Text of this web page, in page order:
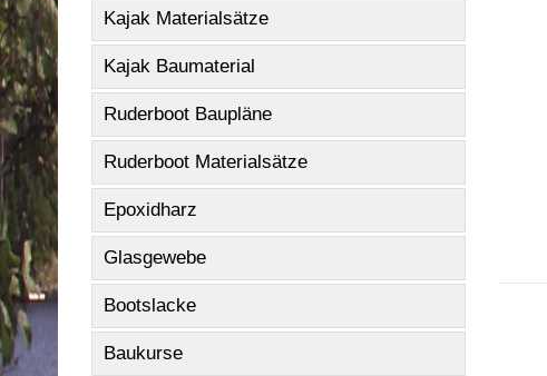
Kajak Materialsätze
Kajak Baumaterial
Ruderboot Baupläne
Ruderboot Materialsätze
Epoxidharz
Glasgewebe
Bootslacke
Baukurse